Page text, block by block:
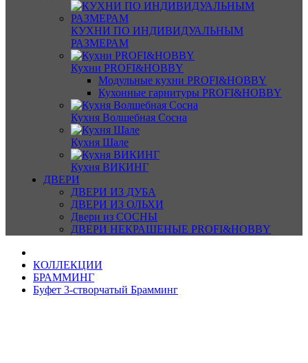
КУХНИ ПО ИНДИВИДУАЛЬНЫМ
РАЗМЕРАМ
Кухни PROFI&HOBBY
Модульные кухни PROFI&HOBBY
Кухонные гарнитуры PROFI&HOBBY
Кухня Волшебная Сосна
Кухня Шале
Кухня ВИКИНГ
ДВЕРИ
ДВЕРИ ИЗ ДУБА
ДВЕРИ ИЗ ОЛЬХИ
Двери из СОСНЫ
ДВЕРИ НЕКРАШЕНЫЕ PROFI&HOBBY
КОЛЛЕКЦИИ
БРАММИНГ
Буфет 3-створчатый Брамминг